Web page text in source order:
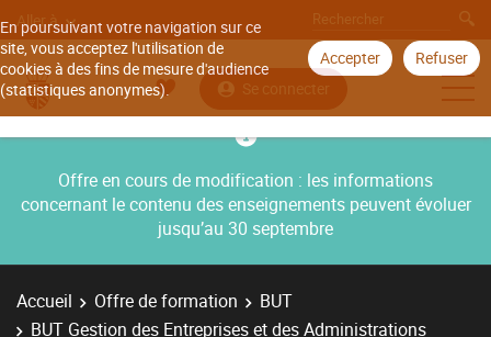
En poursuivant votre navigation sur ce
site, vous acceptez l'utilisation de
cookies à des fins de mesure d'audience
(statistiques anonymes).
Accepter Refuser
Aller à
Se connecter
Offre en cours de modification : les informations
concernant le contenu des enseignements peuvent évoluer
jusqu’au 30 septembre
Accueil Offre de formation
BUT
BUT Gestion des Entreprises et des Administrations